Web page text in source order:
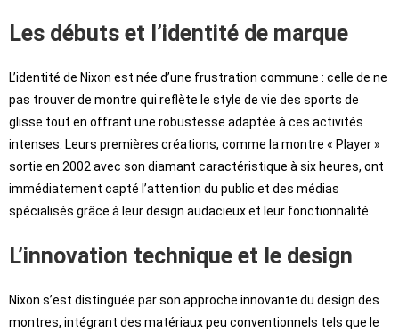
Les débuts et l’identité de marque
L’identité de Nixon est née d’une frustration commune : celle de ne
pas trouver de montre qui reflète le style de vie des sports de
glisse tout en offrant une robustesse adaptée à ces activités
intenses. Leurs premières créations, comme la montre « Player »
sortie en 2002 avec son diamant caractéristique à six heures, ont
immédiatement capté l’attention du public et des médias
spécialisés grâce à leur design audacieux et leur fonctionnalité.
L’innovation technique et le design
Nixon s’est distinguée par son approche innovante du design des
montres, intégrant des matériaux peu conventionnels tels que le